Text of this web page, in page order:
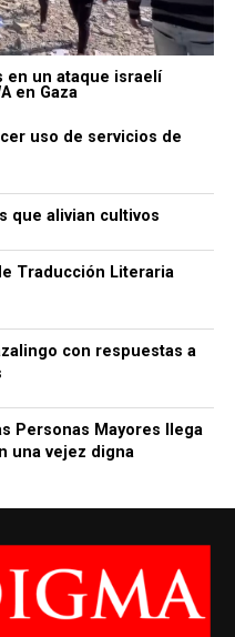
en un ataque israelí
en Gaza
uso de servicios de
que alivian cultivos
Traducción Literaria
con respuestas a
Personas Mayores llega
una vejez digna